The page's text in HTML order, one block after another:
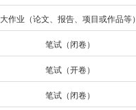
大作业（论文、报告、项目或作品等）
笔试（闭卷）
笔试（开卷）
笔试（闭卷）